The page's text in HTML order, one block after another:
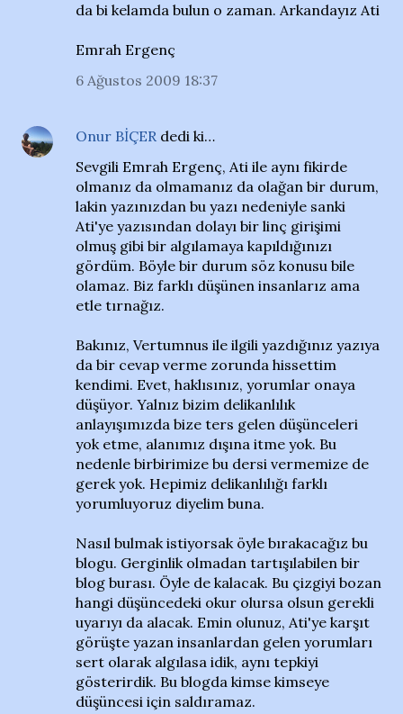
da bi kelamda bulun o zaman. Arkandayız Ati
Emrah Ergenç
6 Ağustos 2009 18:37
Onur BİÇER dedi ki…
Sevgili Emrah Ergenç, Ati ile aynı fikirde
olmanız da olmamanız da olağan bir durum,
lakin yazınızdan bu yazı nedeniyle sanki
Ati'ye yazısından dolayı bir linç girişimi
olmuş gibi bir algılamaya kapıldığınızı
gördüm. Böyle bir durum söz konusu bile
olamaz. Biz farklı düşünen insanlarız ama
etle tırnağız.
Bakınız, Vertumnus ile ilgili yazdığınız yazıya
da bir cevap verme zorunda hissettim
kendimi. Evet, haklısınız, yorumlar onaya
düşüyor. Yalnız bizim delikanlılık
anlayışımızda bize ters gelen düşünceleri
yok etme, alanımız dışına itme yok. Bu
nedenle birbirimize bu dersi vermemize de
gerek yok. Hepimiz delikanlılığı farklı
yorumluyoruz diyelim buna.
Nasıl bulmak istiyorsak öyle bırakacağız bu
blogu. Gerginlik olmadan tartışılabilen bir
blog burası. Öyle de kalacak. Bu çizgiyi bozan
hangi düşüncedeki okur olursa olsun gerekli
uyarıyı da alacak. Emin olunuz, Ati'ye karşıt
görüşte yazan insanlardan gelen yorumları
sert olarak algılasa idik, aynı tepkiyi
gösterirdik. Bu blogda kimse kimseye
düşüncesi için saldıramaz.